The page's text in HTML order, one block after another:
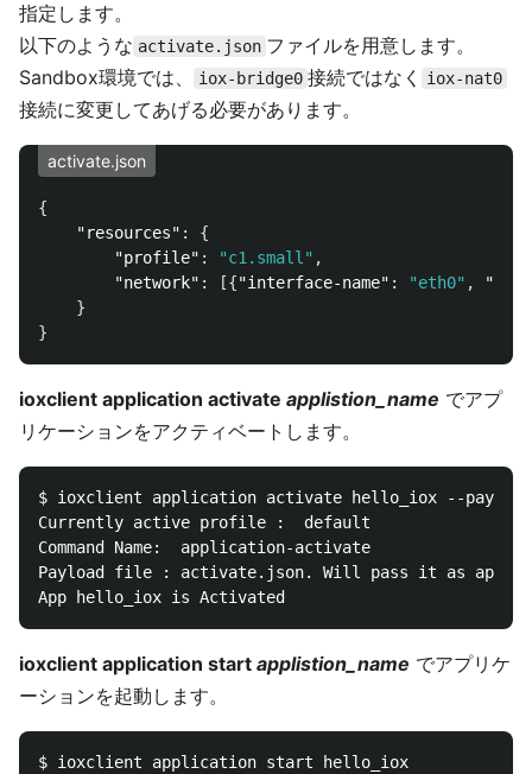
指定します。
以下のような activate.json ファイルを用意します。
Sandbox環境では、
iox-bridge0 接続ではなく iox-nat0
接続に変更してあげる必要があります。
activate.json
{
"resources" :
{
"profile" : "c1.small" ,
"network" : [{"interface-name" : "eth0" ,
}
}
ioxclient application activate applistion_name でアプ
リケーションをアクティベートします。
$ ioxclient application activate hello_iox --
Currently active profile :  default
Command Name:  application-activate
Payload file : activate.json. Will pass it as
ioxclient application start applistion_name でアプリケ
ーションを起動します。
$ ioxclient application start hello_iox